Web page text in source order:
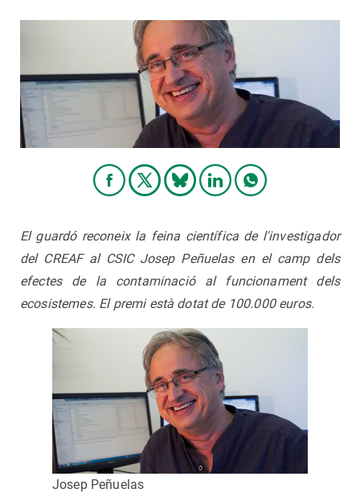
El guardó reconeix la feina científica de l'investigador
del CREAF al CSIC Josep Peñuelas en el camp dels
efectes de la contaminació al funcionament dels
ecosistemes. El premi està dotat de 100.000 euros.
Josep Peñuelas